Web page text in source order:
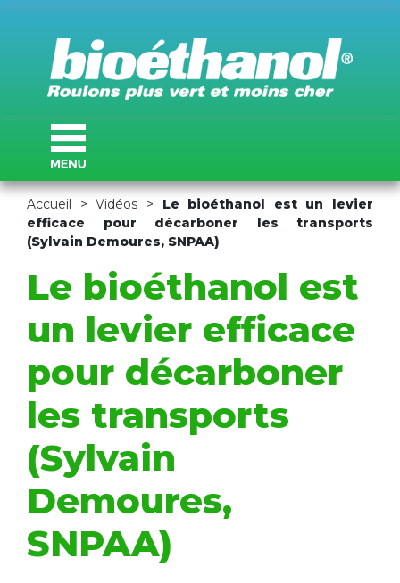
Accueil >Vidéos > Le bioéthanol est un levier
efficace pour décarboner les transports
(Sylvain Demoures, SNPAA)
Le bioéthanol est
un levier efficace
pour décarboner
les transports
(Sylvain
Demoures,
SNPAA)